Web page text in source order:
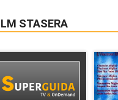
STASERA